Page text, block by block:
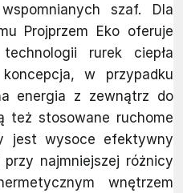
szaf. Dla
Projprzem Eko oferuje
rurek ciepła
w przypadku
energia z zewnątrz do
też stosowane ruchome
jest wysoce efektywny
najmniejszej różnicy
wnętrzem